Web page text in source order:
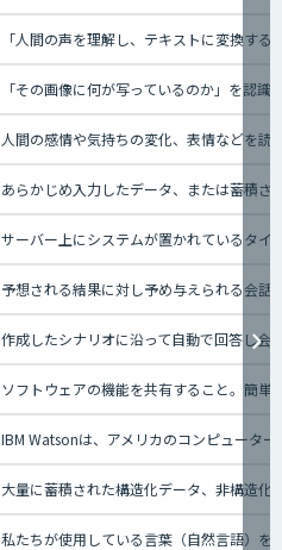
「人間の声を理解し、テキストに変換す
「その画像に何が写っているのか」を認
人間の感情や気持ちの変化、表情などを
あらかじめ入力したデータ、または蓄積
サーバー上にシステムが置かれているタ
予想される結果に対し予め与えられる会
作成したシナリオに沿って自動で回答し会
ソフトウェアの機能を共有すること。簡単
IBM Watsonは、アメリカのコンピュータ
大量に蓄積された構造化データ、非構造
私たちが使用している言葉（自然言語）を